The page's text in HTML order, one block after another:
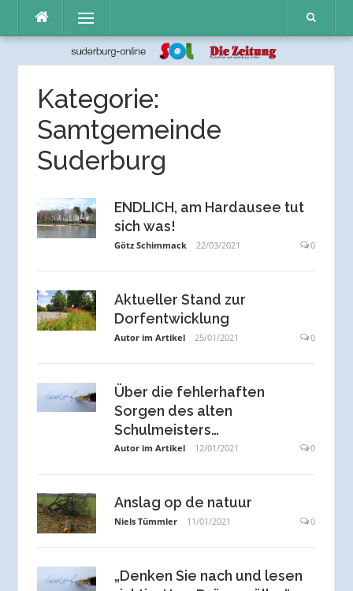
Inhalt
Menü
Kategorie:
Samtgemeinde
Suderburg
ENDLICH, am Hardausee tut
sich was!
Götz Schimmack 22/03/2021 0
Aktueller Stand zur
Dorfentwicklung
Autor im Artikel 25/01/2021 0
Über die fehlerhaften
Sorgen des alten
Schulmeisters…
Autor im Artikel 12/01/2021 0
Anslag op de natuur
Niels Tümmler 11/01/2021 0
„Denken Sie nach und lesen